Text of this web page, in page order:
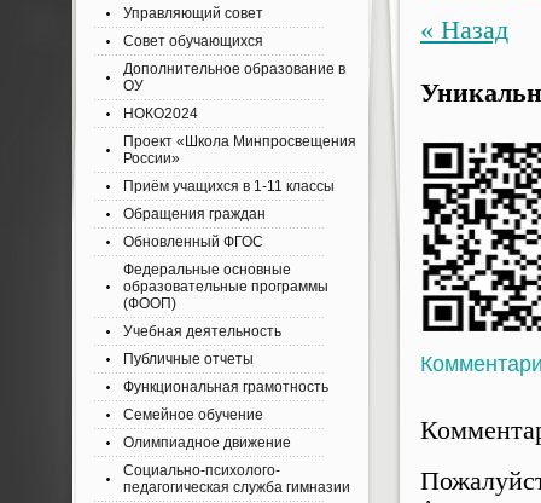
« Назад
Управляющий совет
Совет обучающихся
Дополнительное образование в
ОУ
НОКО2024
Проект «Школа Минпросвещения
России»
Приём учащихся в 1-11 классы
Обращения граждан
Обновленный ФГОС
Федеральные основные
образовательные программы
(ФООП)
Учебная деятельность
Публичные отчеты
Функциональная грамотность
Семейное обучение
Олимпиадное движение
Социально-психолого-
педагогическая служба гимназии